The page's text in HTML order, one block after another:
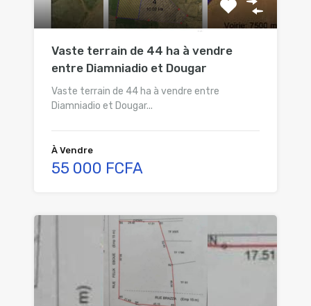
Vaste terrain de 44 ha à vendre
entre Diamniadio et Dougar
Vaste terrain de 44 ha à vendre entre
Diamniadio et Dougar...
À Vendre
55 000 FCFA